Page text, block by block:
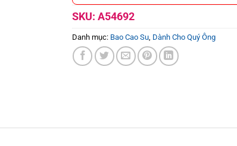
SKU: A54692
Danh mục: Bao Cao Su, Dành Cho Quý Ông